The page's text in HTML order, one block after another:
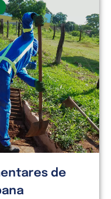
de